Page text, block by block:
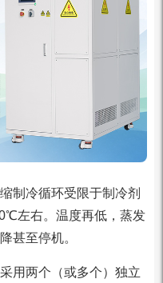
制冷循环受限于制冷剂
左右。温度再低，蒸发
甚至停机。
用两个（或多个）独立